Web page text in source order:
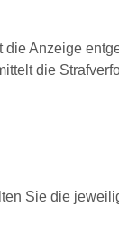
Anzeige
die
Sie die